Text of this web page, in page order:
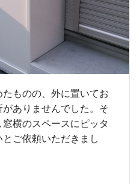
ものの、外に置いてお
ありませんでした。そ
横のスペースにピッタ
ご依頼いただきまし